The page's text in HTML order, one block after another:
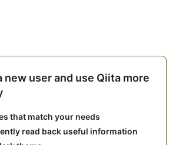
new user and use Qiita more
that match your needs
read back useful information